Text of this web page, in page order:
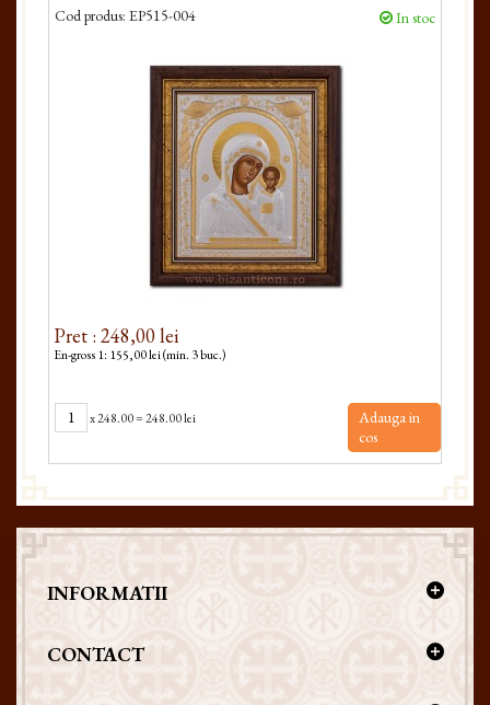
Cod produs: EP515-004 In stoc
Pret : 248,00 lei
En-gross 1: 155,00 lei (min. 3 buc.)
x248.00=248.00 lei
Adauga in
cos
INFORMATII
CONTACT